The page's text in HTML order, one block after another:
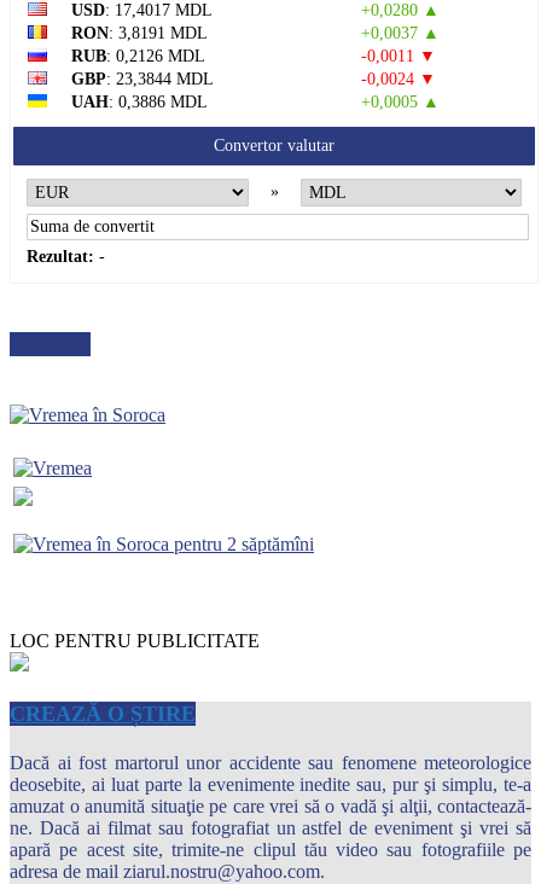
USD: 17,4017 MDL
+0,0280 ▲
RON: 3,8191 MDL
+0,0037 ▲
RUB: 0,2126 MDL
-0,0011 ▼
GBP: 23,3844 MDL
-0,0024 ▼
UAH: 0,3886 MDL +0,0005 ▲
Convertor valutar
»
Rezultat: -
LOC PENTRU PUBLICITATE
CREAZĂ O ȘTIRE
Dacă ai fost martorul unor accidente sau fenomene meteorologice
deosebite, ai luat parte la evenimente inedite sau, pur şi simplu, te-a
amuzat o anumită situaţie pe care vrei să o vadă şi alţii, contactează-
ne. Dacă ai filmat sau fotografiat un astfel de eveniment şi vrei să
apară pe acest site, trimite-ne clipul tău video sau fotografiile pe
adresa de mail ziarul.nostru@yahoo.com.